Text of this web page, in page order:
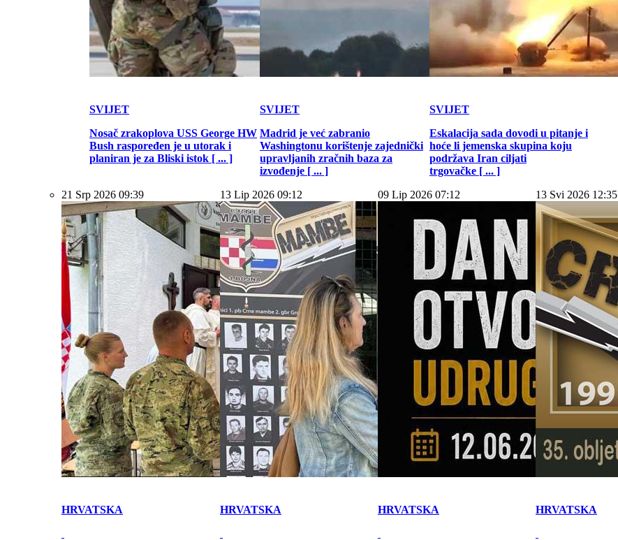
SVIJET
Nosač zrakoplova USS George HW
Bush raspoređen je u utorak i
planiran je za Bliski istok [ ... ]
SVIJET
Madrid je već zabranio
Washingtonu korištenje zajednički
upravljanih zračnih baza za
izvođenje [ ... ]
SVIJET
Eskalacija sada dovodi u pitanje i
hoće li jemenska skupina koju
podržava Iran ciljati
trgovačke [ ... ]
21 Srp 2026 09:39
HRVATSKA
13 Lip 2026 09:12
HRVATSKA
09 Lip 2026 07:12
HRVATSKA
13 Svi 2026 12:35
HRVATSKA